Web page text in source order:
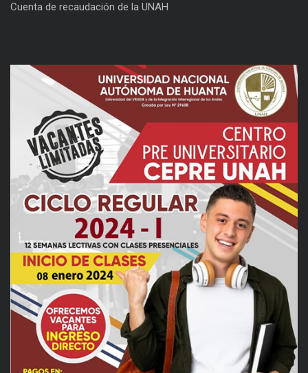
Cuenta de recaudación de la UNAH